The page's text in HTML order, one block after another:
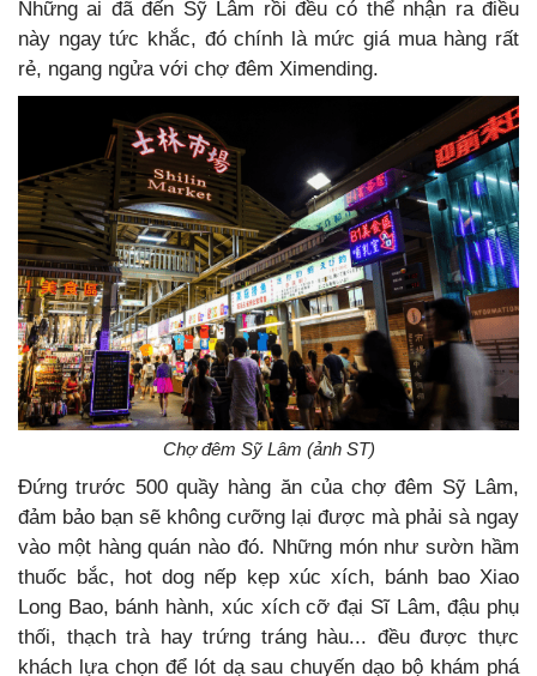
Những ai đã đến Sỹ Lâm rồi đều có thể nhận ra điều
này ngay tức khắc, đó chính là mức giá mua hàng rất
rẻ, ngang ngửa với chợ đêm Ximending.
Chợ đêm Sỹ Lâm (ảnh ST)
Đứng trước 500 quầy hàng ăn của chợ đêm Sỹ Lâm,
đảm bảo bạn sẽ không cưỡng lại được mà phải sà ngay
vào một hàng quán nào đó. Những món nhưsườn hầm
thuốc bắc, hot dog nếp kẹp xúc xích, bánh bao Xiao
Long Bao, bánh hành, xúc xích cỡ đại Sĩ Lâm, đậu phụ
thối, thạch trà hay trứng tráng hàu... đều được thực
khách lựa chọn để lót dạ sau chuyến dạo bộ khám phá